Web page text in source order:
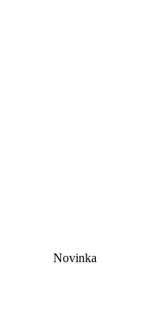
Novinka